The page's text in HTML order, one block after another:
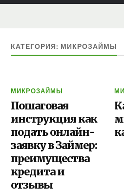
КАТЕГОРИЯ: МИКРОЗАЙМЫ
МИКРОЗАЙМЫ
Пошаговая
инструкция как
подать онлайн-
заявку в Займер:
преимущества
кредита и
отзывы